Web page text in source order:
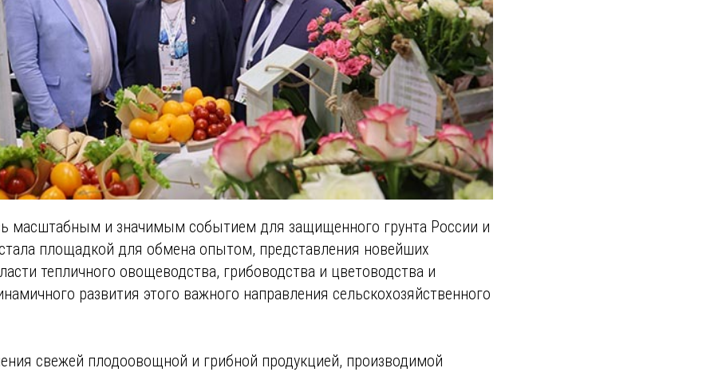
масштабным и значимым событием для защищенного грунта России и
площадкой для обмена опытом, представления новейших
тепличного овощеводства, грибоводства и цветоводства и
развития этого важного направления сельскохозяйственного
свежей плодоовощной и грибной продукцией, производимой